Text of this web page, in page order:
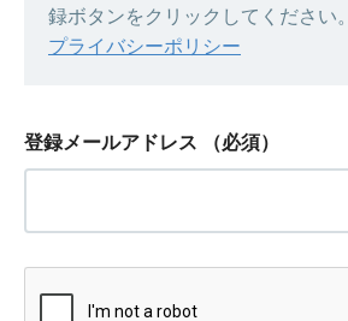
録ボタンをクリックしてください。
プライバシーポリシー
登録メールアドレス （必須）